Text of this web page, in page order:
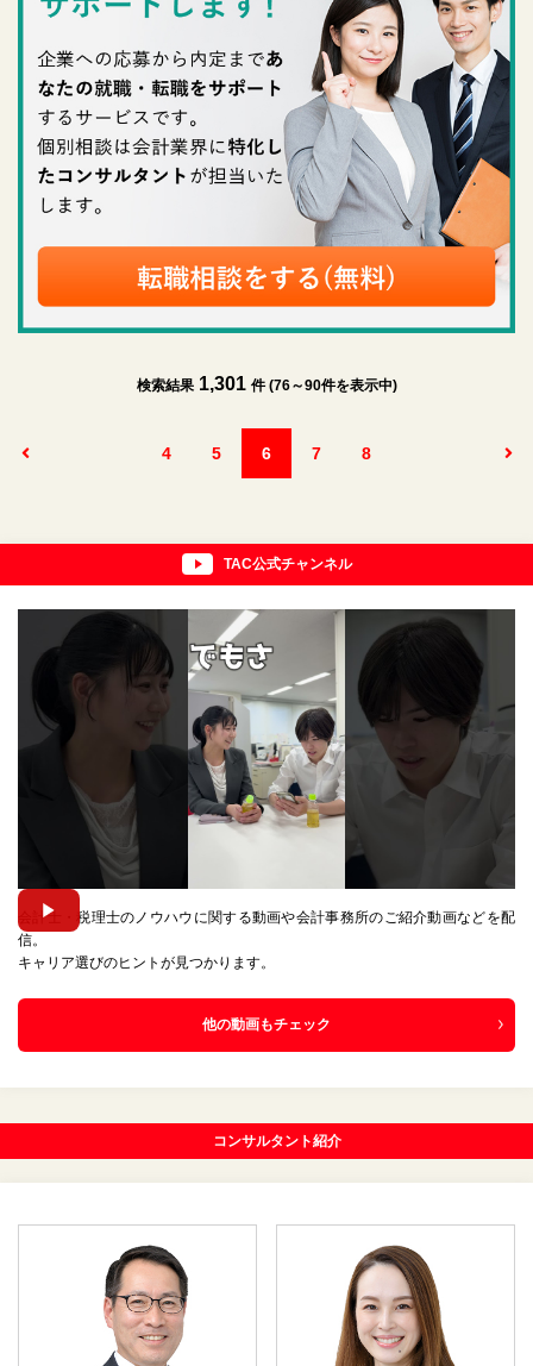
検索結果1,301 件 (76～90件を表示中)
4 5 6 7 8
TAC公式チャンネル
会計士・税理士のノウハウに関する動画や会計事務所のご紹介動画などを配
信。
キャリア選びのヒントが見つかります。
他の動画もチェック
コンサルタント紹介